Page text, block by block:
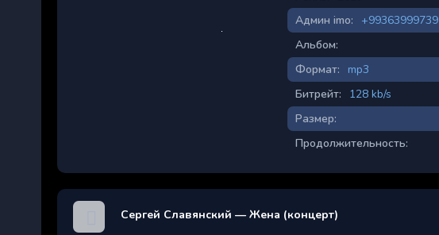
Админ imo:
+99363999739
Альбом:
Формат:
mp3
Битрейт:
128 kb/s
Размер:
Продолжительность:
Сергей Славянский — Жена (концерт)